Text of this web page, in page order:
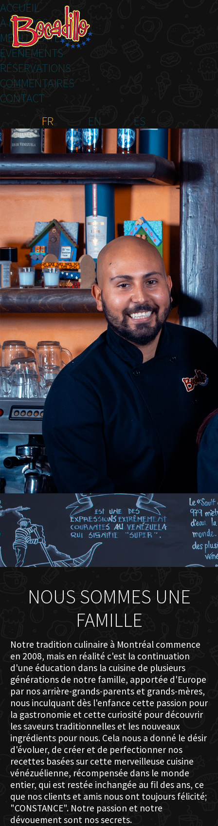
ACCUEIL
À PROPOS
MENU PLATEAU
ÉVÉNEMENTS
RÉSERVATIONS
COMMENTAIRES
CONTACT
FR
EN ES
NOUS SOMMES UNE
FAMILLE
Notre tradition culinaire à Montréal commence
en 2008, mais en réalité c'est la continuation
d'une éducation dans la cuisine de plusieurs
générations de notre famille, apportée d'Europe
par nos arrière-grands-parents et grands-mères,
nous inculquant dès l'enfance cette passion pour
la gastronomie et cette curiosité pour découvrir
les saveurs traditionnelles et les nouveaux
ingrédients pour nous. Cela nous a donné le désir
d'évoluer, de créer et de perfectionner nos
recettes basées sur cette merveilleuse cuisine
vénézuélienne, récompensée dans le monde
entier, qui est restée inchangée au fil des ans, ce
que nos clients et amis nous ont toujours félicité;
"CONSTANCE". Notre passion et notre
dévouement sont nos secrets.